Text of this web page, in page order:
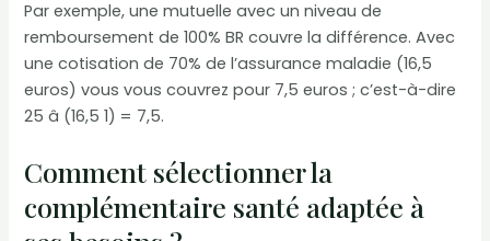
Par exemple, une mutuelle avec un niveau de
remboursement de 100% BR couvre la différence. Avec
une cotisation de 70% de l’assurance maladie (16,5
euros) vous vous couvrez pour 7,5 euros ; c’est-à-dire
25 â (16,5 1) = 7,5.
Comment sélectionner la
complémentaire santé adaptée à